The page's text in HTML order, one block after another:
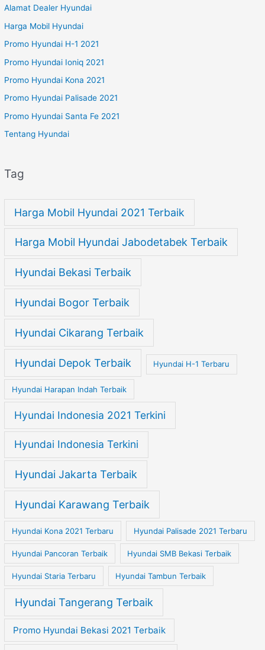
Alamat Dealer Hyundai
Harga Mobil Hyundai
Promo Hyundai H-1 2021
Promo Hyundai Ioniq 2021
Promo Hyundai Kona 2021
Promo Hyundai Palisade 2021
Promo Hyundai Santa Fe 2021
Tentang Hyundai
Tag
Harga Mobil Hyundai 2021 Terbaik
Harga Mobil Hyundai Jabodetabek Terbaik
Hyundai Bekasi Terbaik
Hyundai Bogor Terbaik
Hyundai Cikarang Terbaik
Hyundai Depok Terbaik Hyundai H-1 Terbaru
Hyundai Harapan Indah Terbaik
Hyundai Indonesia 2021 Terkini
Hyundai Indonesia Terkini
Hyundai Jakarta Terbaik
Hyundai Karawang Terbaik
Hyundai Kona 2021 Terbaru Hyundai Palisade 2021 Terbaru
Hyundai Pancoran Terbaik Hyundai SMB Bekasi Terbaik
Hyundai Staria Terbaru Hyundai Tambun Terbaik
Hyundai Tangerang Terbaik
Promo Hyundai Bekasi 2021 Terbaik